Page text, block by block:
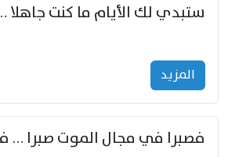
المزید